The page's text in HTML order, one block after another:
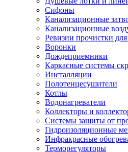
Сифоны
Канализационные
Канализационные
Ревизии прочистки
Воронки
Дождеприемники
Каркасные системы
Инсталляции
Полотенцесушители
Котлы
Водонагреватели
Коллекторы и
Системы защиты от
Гидроизоляционные
Инфракрасные
Терморегуляторы